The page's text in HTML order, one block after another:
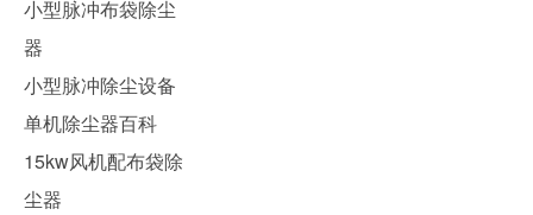
小型脉冲布袋除尘
器
小型脉冲除尘设备
单机除尘器百科
15kw风机配布袋除
尘器